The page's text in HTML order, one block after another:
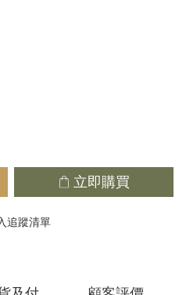
立即購買
追蹤清單